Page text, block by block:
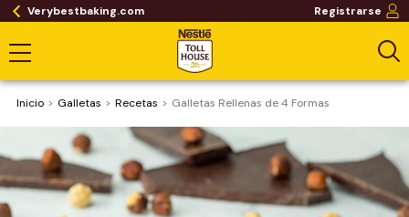
Verybestbaking.com Registrarse
Inicio Galletas Recetas Galletas Rellenas de 4 Formas